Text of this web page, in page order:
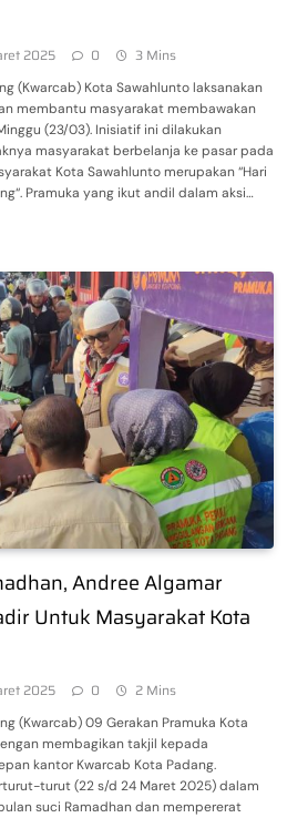
2025 0 3 Mins
(Kwarcab) Kota Sawahlunto laksanakan
membantu masyarakat membawakan
(23/03). Inisiatif ini dilakukan
masyarakat berbelanja ke pasar pada
Kota Sawahlunto merupakan “Hari
Pramuka yang ikut andil dalam aksi…
Andree Algamar
Untuk Masyarakat Kota
2025 0 2 Mins
(Kwarcab) 09 Gerakan Pramuka Kota
membagikan takjil kepada
kantor Kwarcab Kota Padang.
turut (22 s/d 24 Maret 2025) dalam
suci Ramadhan dan mempererat